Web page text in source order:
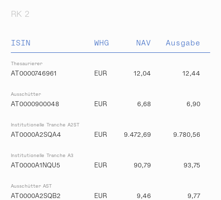
RK 2
ISIN WHG NAV Ausgabe
Thesaurierer
AT0000746961 EUR 12,04 12,44
Ausschütter
AT0000900048 EUR 6,68 6,90
Institutionelle Tranche A2ST
AT0000A2SQA4 EUR 9.472,69 9.780,56
Institutionelle Tranche A3
AT0000A1NQU5 EUR 90,79 93,75
Ausschütter AST
AT0000A2SQB2 EUR 9,46 9,77